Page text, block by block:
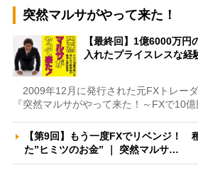
突然マルサがやって来た！
【最終回】1億6000万円
入れたプライスレスな
2009年12月に発行された元FXトレー
『突然マルサがやって来た！～FXで10
【第9回】もう一度FXでリベンジ！
た”ヒミツのお金” ｜ 突然マルサ…